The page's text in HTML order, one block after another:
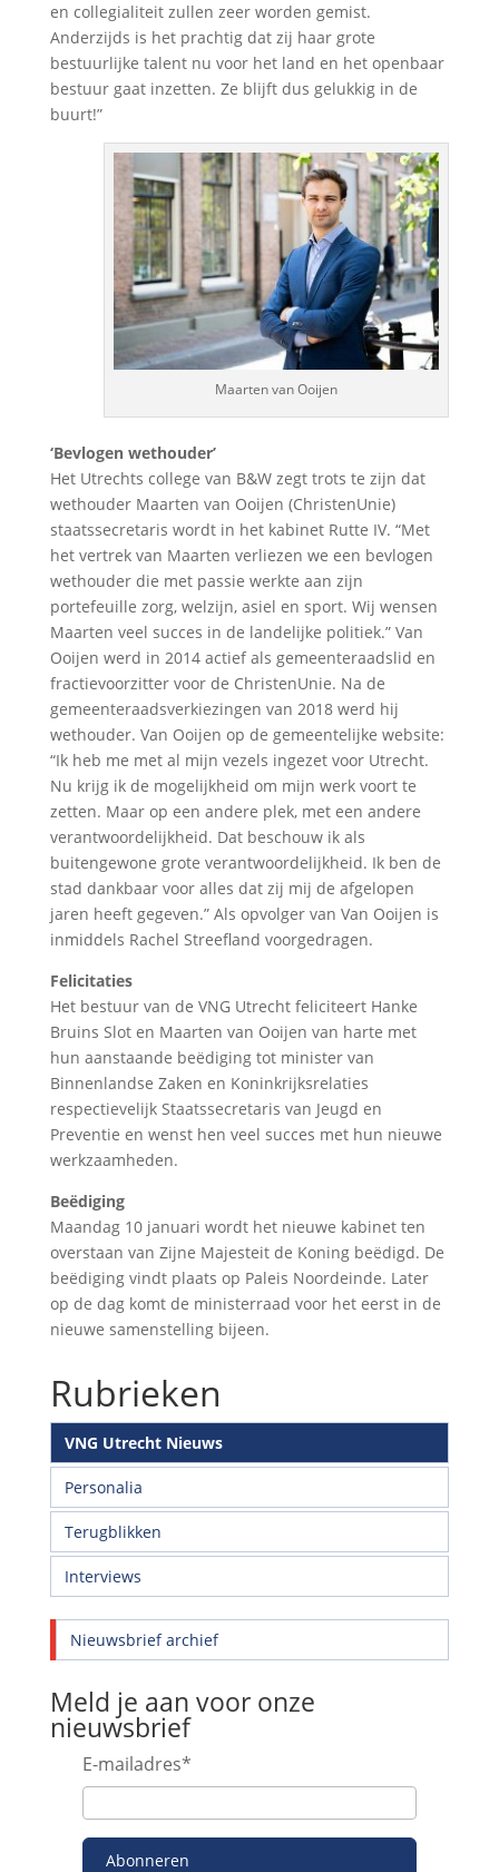
en collegialiteit zullen zeer worden gemist.
Anderzijds is het prachtig dat zij haar grote
bestuurlijke talent nu voor het land en het openbaar
bestuur gaat inzetten. Ze blijft dus gelukkig in de
buurt!”
Maarten van Ooijen
‘Bevlogen wethouder’
Het Utrechts college van B&W zegt trots te zijn dat
wethouder Maarten van Ooijen (ChristenUnie)
staatssecretaris wordt in het kabinet Rutte IV. “Met
het vertrek van Maarten verliezen we een bevlogen
wethouder die met passie werkte aan zijn
portefeuille zorg, welzijn, asiel en sport. Wij wensen
Maarten veel succes in de landelijke politiek.” Van
Ooijen werd in 2014 actief als gemeenteraadslid en
fractievoorzitter voor de ChristenUnie. Na de
gemeenteraadsverkiezingen van 2018 werd hij
wethouder. Van Ooijen op de gemeentelijke website:
“Ik heb me met al mijn vezels ingezet voor Utrecht.
Nu krijg ik de mogelijkheid om mijn werk voort te
zetten. Maar op een andere plek, met een andere
verantwoordelijkheid. Dat beschouw ik als
buitengewone grote verantwoordelijkheid. Ik ben de
stad dankbaar voor alles dat zij mij de afgelopen
jaren heeft gegeven.” Als opvolger van Van Ooijen is
inmiddels Rachel Streefland voorgedragen.
Felicitaties
Het bestuur van de VNG Utrecht feliciteert Hanke
Bruins Slot en Maarten van Ooijen van harte met
hun aanstaande beëdiging tot minister van
Binnenlandse Zaken en Koninkrijksrelaties
respectievelijk Staatssecretaris van Jeugd en
Preventie en wenst hen veel succes met hun nieuwe
werkzaamheden.
Beëdiging
Maandag 10 januari wordt het nieuwe kabinet ten
overstaan van Zijne Majesteit de Koning beëdigd. De
beëdiging vindt plaats op Paleis Noordeinde. Later
op de dag komt de ministerraad voor het eerst in de
nieuwe samenstelling bijeen.
Rubrieken
VNG Utrecht Nieuws
Personalia
Terugblikken
Interviews
Nieuwsbrief archief
Meld je aan voor onze
nieuwsbrief
E-mailadres*
Abonneren